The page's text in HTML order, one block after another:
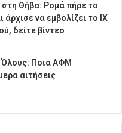
στη Θήβα: Ρομά πήρε το
άρχισε να εμβολίζει το ΙΧ
δείτε βίντεο
Όλους: Ποια ΑΦΜ
αιτήσεις